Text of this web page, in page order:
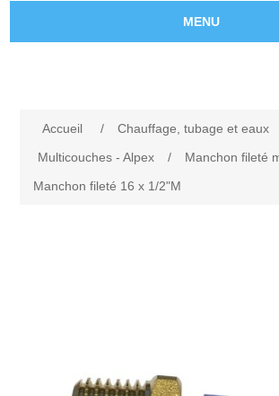
MENU
Accueil / Chauffage, tubage et eaux
Multicouches - Alpex
/ Manchon fileté
Manchon fileté 16 x 1/2"M